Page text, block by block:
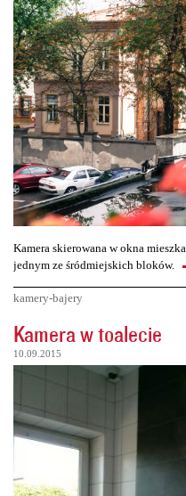
Kamera skierowana w okna
jednym ze śródmiejskich bloków.
kamery-bajery
Kamera w toalecie
10.09.2015